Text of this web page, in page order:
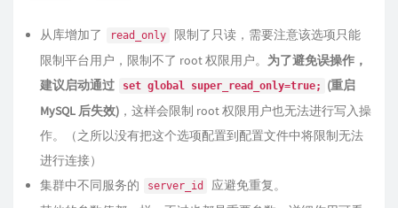
从库增加了 read_only
限制了只读，需要注意该选项只能
限制平台用户，限制不了 root 权限用户。 为了避免误操作，
建议启动通过
set global super_read_only=true;
(重启
MySQL 后失效) ，这样会限制 root 权限用户也无法进行写入操
作。（之所以没有把这个选项配置到配置文件中将限制无法
进行连接）
集群中不同服务的
server_id
应避免重复。